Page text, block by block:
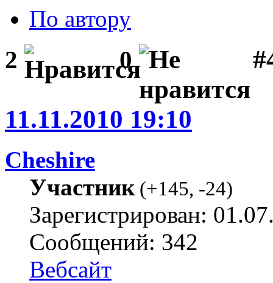
По автору
2 0
11.11.2010 19:10
Cheshire
Участник(+145, -24)
Зарегистрирован:
Сообщений: 342
Вебсайт